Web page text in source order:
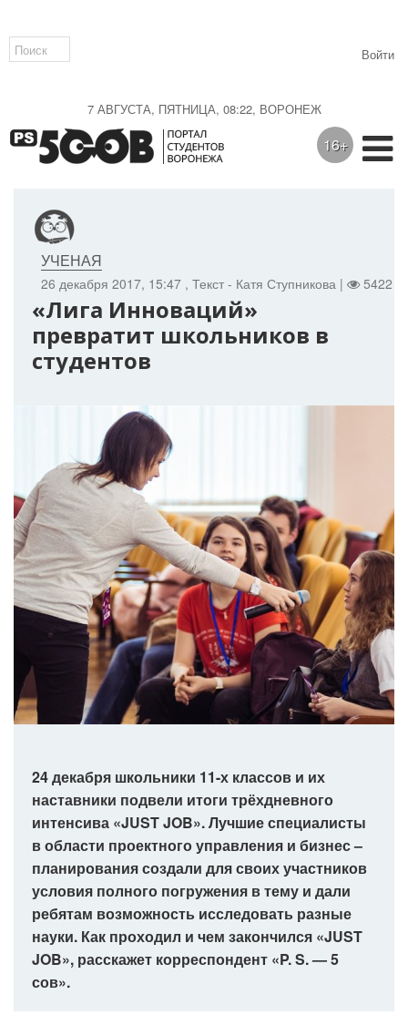
7 АВГУСТА, ПЯТНИЦА, 08:22, ВОРОНЕЖ
Войти
16+
26 декабря 2017, 15:47 , Текст - Катя Ступникова | 5422 |
УЧЕНАЯ
«Лига Инноваций»
превратит школьников в
студентов
24 декабря школьники 11-х классов и их
наставники подвели итоги трёхдневного
интенсива «JUST JOB». Лучшие специалисты
в области проектного управления и бизнес –
планирования создали для своих участников
условия полного погружения в тему и дали
ребятам возможность исследовать разные
науки. Как проходил и чем закончился «JUST
JOB», расскажет корреспондент «P. S. — 5
сов».